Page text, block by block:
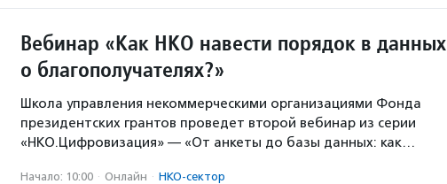
Вебинар «Как НКО навести порядок в данных
о благополучателях?»
Школа управления некоммерческими организациями Фонда
президентских грантов проведет второй вебинар из серии
«НКО.Цифровизация» — «От анкеты до базы данных: как…
Начало: 10:00 · Онлайн · НКО-сектор